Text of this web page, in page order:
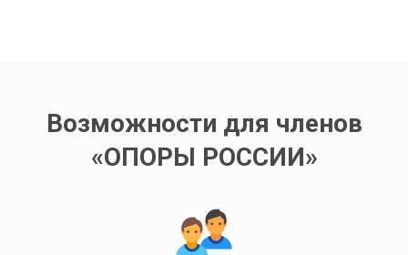
Возможности для членов
«ОПОРЫ РОССИИ»